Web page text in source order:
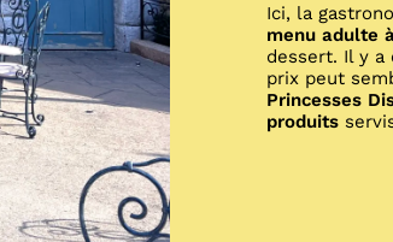
Ici, la
menu adulte
dessert. Il y a
prix peut
Princesses
produits